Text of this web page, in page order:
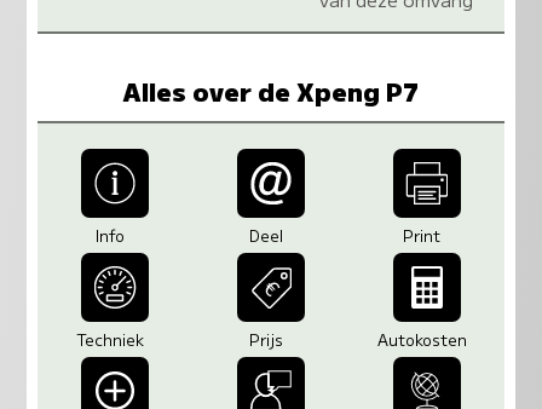
Alles over de Xpeng P7
Info Deel Print
Techniek Prijs Autokosten